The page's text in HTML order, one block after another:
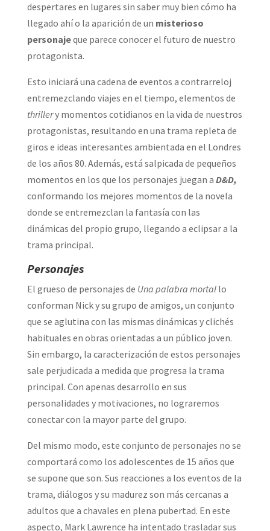
despertares en lugares sin saber muy bien cómo ha
llegado ahí o la aparición de un misterioso
personajeque parece conocer el futuro de nuestro
protagonista.
Esto iniciará una cadena de eventos a contrarreloj
entremezclando viajes en el tiempo, elementos de
thrillery momentos cotidianos en la vida de nuestros
protagonistas, resultando en una trama repleta de
giros e ideas interesantes ambientada en el Londres
de los años 80. Además, está salpicada de pequeños
momentos en los que los personajes juegan a D&D,
conformando los mejores momentos de la novela
donde se entremezclan la fantasía con las
dinámicas del propio grupo, llegando a eclipsar a la
trama principal.
Personajes
El grueso de personajes de Una palabra mortallo
conforman Nick y su grupo de amigos, un conjunto
que se aglutina con las mismas dinámicas y clichés
habituales en obras orientadas a un público joven.
Sin embargo, la caracterización de estos personajes
sale perjudicada a medida que progresa la trama
principal. Con apenas desarrollo en sus
personalidades y motivaciones, no lograremos
conectar con la mayor parte del grupo.
Del mismo modo, este conjunto de personajes no se
comportará como los adolescentes de 15 años que
se supone que son. Sus reacciones a los eventos de la
trama, diálogos y su madurez son más cercanas a
adultos que a chavales en plena pubertad. En este
aspecto, Mark Lawrence ha intentado trasladar sus